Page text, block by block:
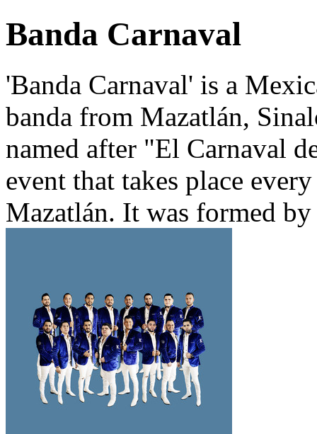
Banda Carnaval
'Banda Carnaval' is a
banda from Mazatlán,
named after "El Carnaval
event that takes place
Mazatlán. It was formed by